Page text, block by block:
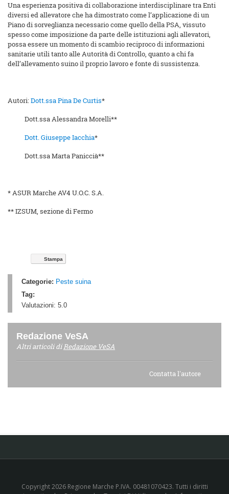
Una esperienza positiva di collaborazione interdisciplinare tra Enti
diversi ed allevatore che ha dimostrato come l’applicazione di un
Piano di sorveglianza necessario come quello della PSA, vissuto
spesso come imposizione da parte delle istituzioni agli allevatori,
possa essere un momento di scambio reciproco di informazioni
sanitarie utili tanto alle Autorità di Controllo, quanto a chi fa
dell’allevamento suino il proprio lavoro e fonte di sussistenza.
Autori:Dott.ssa Pina De Curtis*
Dott.ssa Alessandra Morelli**
Dott. Giuseppe Iacchia*
Dott.ssa Marta Paniccià**
* ASUR Marche AV4 U.O.C. S.A.
** IZSUM, sezione di Fermo
Stampa
Categorie: Peste suina
Tag:
Valutazioni: 5.0
Redazione VeSA
Altri articoli diRedazione VeSA
Contatta l'autore
Copyright 2026 Regione Marche P.IVA. 00481070423. Tutti i diritti